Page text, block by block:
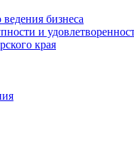
ведения бизнеса
и
края